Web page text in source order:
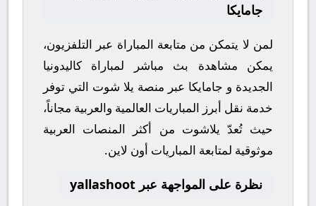
جامايكا
لمن لا يتمكن من متابعة المباراة عبر التلفزيون،
يمكن مشاهدة بث مباشر لمباراة كاليدونيا
الجديدة و جامايكا عبر منصة يلا شوت التي توفر
خدمة نقل أبرز المباريات العالمية والعربية مجاناً،
حيث تُعدّ يلاشوت من أكثر المنصات العربية
موثوقية لمتابعة المباريات أون لاين.
نظرة على المواجهة عبر yallashoot